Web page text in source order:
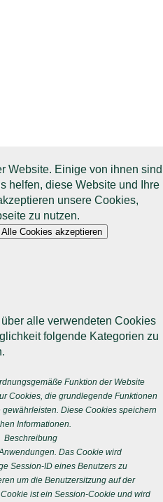
Website. Einige von ihnen sind
helfen, diese Website und Ihre
unsere Cookies,
zu nutzen.
Alle Cookies akzeptieren
alle verwendeten Cookies
folgende Kategorien zu
Funktion der Website
Cookies, die grundlegende Funktionen
Diese Cookies speichern
Informationen.
Beschreibung
Das Cookie wird
Session-ID eines Benutzers zu
um die Benutzersitzung auf der
ist ein Session-Cookie und wird